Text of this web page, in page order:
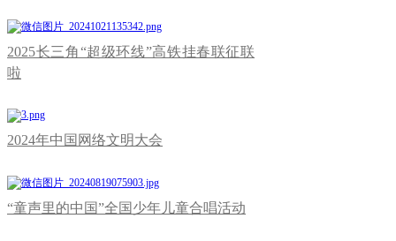
2025长三角“超级环线”高铁挂春联征联
啦
2024年中国网络文明大会
“童声里的中国”全国少年儿童合唱活动